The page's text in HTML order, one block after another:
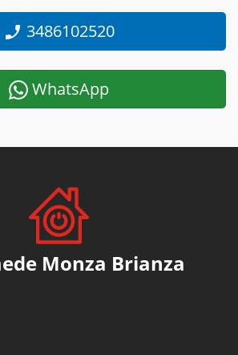
3486102520
WhatsApp
Monza Brianza